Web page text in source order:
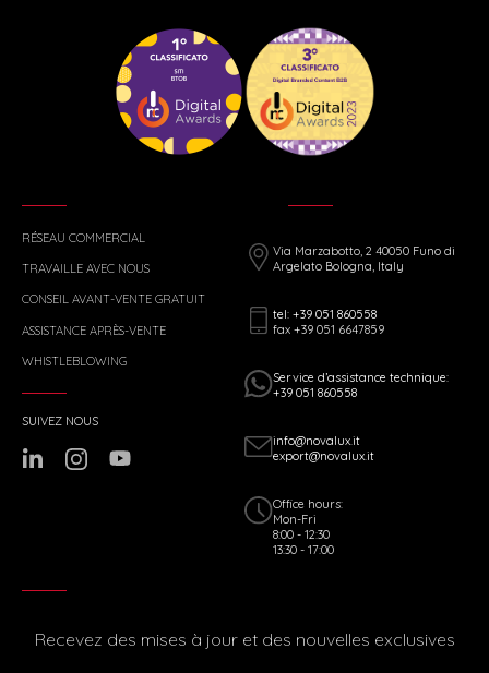
RÉSEAU COMMERCIAL
TRAVAILLE AVEC NOUS
CONSEIL AVANT-VENTE GRATUIT
ASSISTANCE APRÈS-VENTE
WHISTLEBLOWING
Via Marzabotto, 2 40050 Funo di
Argelato Bologna, Italy
tel: +39 051 860558
fax +39 051 6647859
Service d’assistance technique:
+39 051 860558
info@novalux.it
export@novalux.it
Office hours:
Mon-Fri
8:00 - 12:30
13:30 - 17:00
SUIVEZ NOUS
Recevez des mises à jour et des nouvelles exclusives